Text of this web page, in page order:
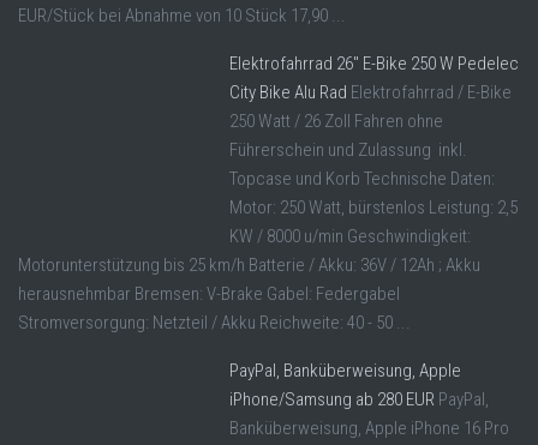
EUR/Stück bei Abnahme von 10 Stück 17,90 ...
Elektrofahrrad 26″ E-Bike 250 W Pedelec
City Bike Alu Rad Elektrofahrrad / E-Bike
250 Watt / 26 Zoll Fahren ohne
Führerschein und Zulassung inkl.
Topcase und Korb Technische Daten:
Motor: 250 Watt, bürstenlos Leistung: 2,5
KW / 8000 u/min Geschwindigkeit:
Motorunterstützung bis 25 km/h Batterie / Akku: 36V / 12Ah ; Akku
herausnehmbar Bremsen: V-Brake Gabel: Federgabel
Stromversorgung: Netzteil / Akku Reichweite: 40 - 50 ...
PayPal, Banküberweisung, Apple
iPhone/Samsung ab 280 EUR PayPal,
Banküberweisung, Apple iPhone 16 Pro